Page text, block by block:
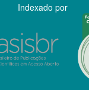
Indexado por